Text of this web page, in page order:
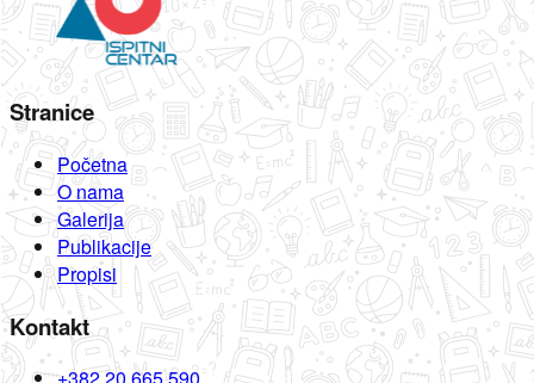
Stranice
Početna
O nama
Galerija
Publikacije
Propisi
Kontakt